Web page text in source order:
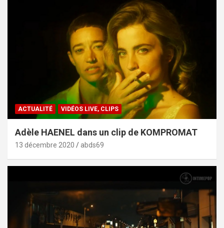
ACTUALITÉ VIDÉOS LIVE, CLIPS
Adèle HAENEL dans un clip de KOMPROMAT
13 décembre 2020 abds69